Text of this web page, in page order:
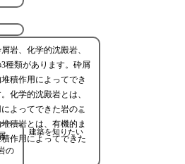
岩、化学的沈殿岩、
種類があります。砕屑
積作用によってでき
化学的沈殿岩とは、
よってできた岩のこ
積岩とは、有機的ま
作用によってできた
建築を知りたい
の